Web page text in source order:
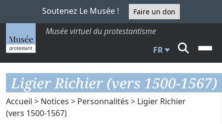
Soutenez Le Musée ! Faire un don
Musée virtuel du protestantisme
FR
Ligier Richier (vers 1500-1567)
Accueil > Notices > Personnalités > Ligier Richier
(vers 1500-1567)